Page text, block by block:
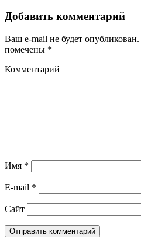
Добавить комментарий
Ваш e-mail не будет опубликован.
помечены *
Комментарий
Имя *
E-mail *
Сайт